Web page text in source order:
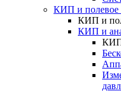
КИП и полевое
КИП и
КИП и
КИП